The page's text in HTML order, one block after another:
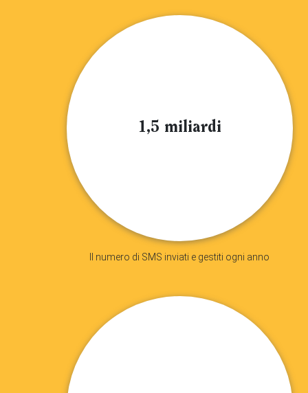
1,5 miliardi
Il numero di SMS inviati e gestiti ogni anno